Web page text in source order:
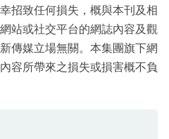
招致任何損失，概與本刊及相
站或社交平台的網誌內容及觀
傳媒立場無關。本集團旗下網
容所帶來之損失或損害概不負